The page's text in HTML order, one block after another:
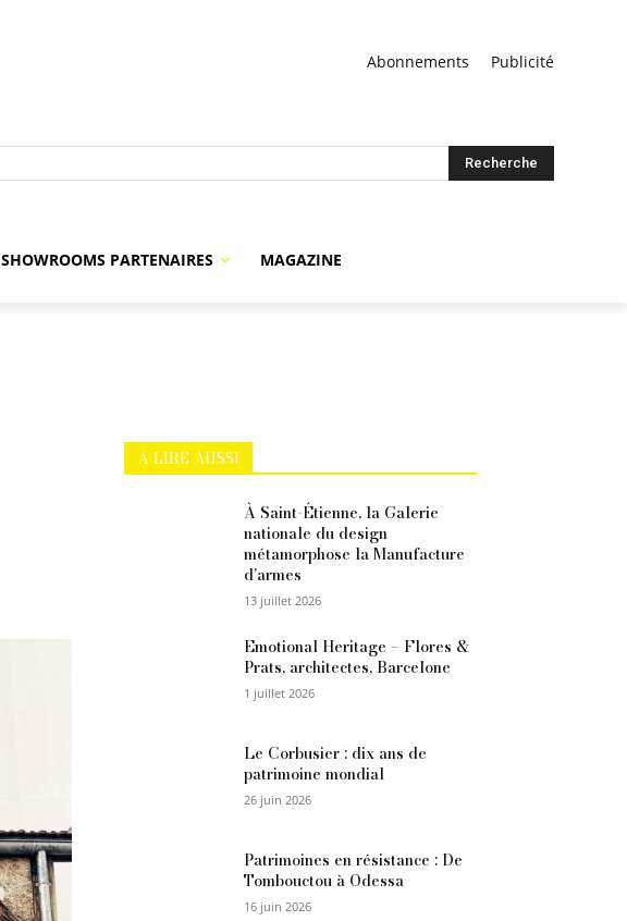
Abonnements Publicité
Recherche
SHOWROOMS PARTENAIRES MAGAZINE
A LIRE AUSSI
À Saint-Étienne, la Galerie
nationale du design
métamorphose la Manufacture
d’armes
13 juillet 2026
Emotional Heritage – Flores &
Prats, architectes, Barcelone
1 juillet 2026
Le Corbusier : dix ans de
patrimoine mondial
26 juin 2026
Patrimoines en résistance : De
Tombouctou à Odessa
16 juin 2026